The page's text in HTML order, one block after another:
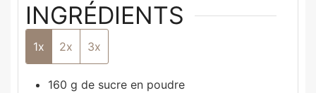
INGRÉDIENTS
1x 2x 3x
160 g de sucre en poudre